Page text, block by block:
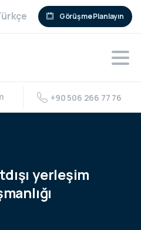
Görüşme Planlayın
+90 506 266 77 76
yerleşim